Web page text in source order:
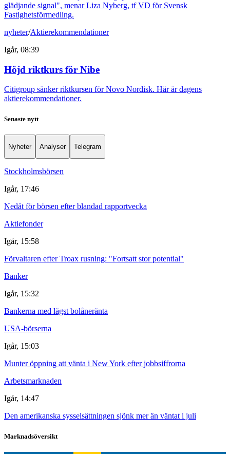
glädjande signal", menar Liza Nyberg, tf VD för Svensk
Fastighetsförmedling.
nyheter/Aktierekommendationer
Igår, 08:39
Höjd riktkurs för Nibe
Citigroup sänker riktkursen för Novo Nordisk. Här är dagens
aktierekommendationer.
Senaste nytt
Nyheter Analyser Telegram
Stockholmsbörsen
Igår, 17:46
Nedåt för börsen efter blandad rapportvecka
Aktiefonder
Igår, 15:58
Förvaltaren efter Troax rusning: "Fortsatt stor potential"
Banker
Igår, 15:32
Bankerna med lägst bolåneränta
USA-börserna
Igår, 15:03
Munter öppning att vänta i New York efter jobbsiffrorna
Arbetsmarknaden
Igår, 14:47
Den amerikanska sysselsättningen sjönk mer än väntat i juli
Marknadsöversikt